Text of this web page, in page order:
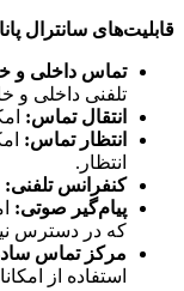
قابلیت‌های سانترال
تماس داخلی و
تلفنی داخلی و
انتقال تماس:
انتظار تماس:
انتظار.
کنفرانس تلفنی:
پیام‌گیر صوتی:
که در دسترس
مرکز تماس
استفاده از